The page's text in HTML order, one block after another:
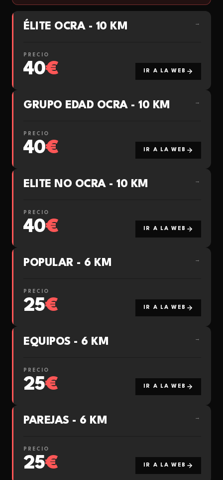
ÉLITE OCRA - 10 KM →
PRECIO
40€ IR A LA WEB
GRUPO EDAD OCRA - 10 KM →
PRECIO
40€ IR A LA WEB
ELITE NO OCRA - 10 KM →
PRECIO
40€ IR A LA WEB
POPULAR - 6 KM →
PRECIO
25€ IR A LA WEB
EQUIPOS - 6 KM →
PRECIO
25€ IR A LA WEB
PAREJAS - 6 KM →
PRECIO
25€ IR A LA WEB